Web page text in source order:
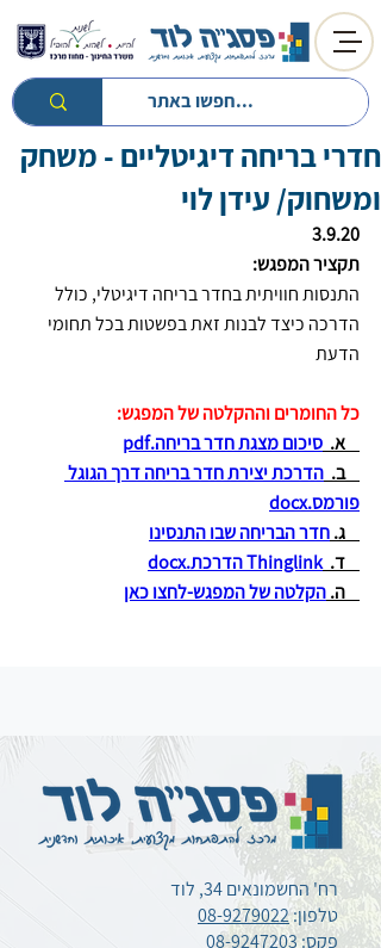
חזרה לטיפים
חדרי בריחה דיגיטליים - משחק
ומשחוק/ עידן לוי
3.9.20
תקציר המפגש:
התנסות חוויתית בחדר בריחה דיגיטלי, כולל
הדרכה כיצד לבנות זאת בפשטות בכל תחומי
הדעת
כל החומרים וההקלטה של המפגש:
א. סיכום מצגת חדר בריחה.pdf
    ב.
הדרכת יצירת חדר בריחה דרך הגוגל
פורמס.docx
חדר הבריחה שבו התנסינו
Thinglink הדרכת.docx
הקלטה של המפגש-לחצו כאן
רח' החשמונאים 34, לוד
טלפון:08-9279022
פקס:08-9247203